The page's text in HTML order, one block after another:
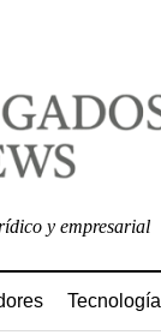
y empresarial
Tecnología